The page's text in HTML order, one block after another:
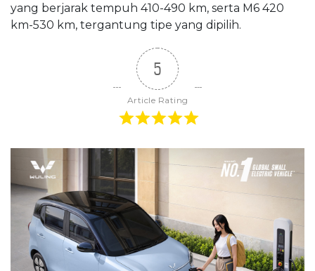
yang berjarak tempuh 410-490 km, serta M6 420
km-530 km, tergantung tipe yang dipilih.
5
Article Rating